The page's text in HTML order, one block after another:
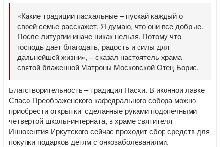
«Какие традиции пасхальные – пускай каждый о
своей семье расскажет. Я думаю, что они все добрые.
После литургии иначе никак нельзя. Потому что
господь дает благодать, радость и силы для
дальнейшей жизни», – сказал настоятель храма
святой блаженной Матроны Московской Отец Борис.
Благотворительность – традиция Пасхи. В иконной лавке
Спасо-Преображенского кафедрального собора можно
приобрести открытки, сделанные руками подопечными
четвертой школы-интерната, в храме святителя
Иннокентия Иркутского сейчас проходит сбор средств для
покупки подарков детям с онкозаболеваниями.